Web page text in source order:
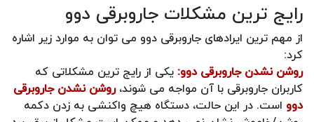
رایج ترین مشکلات جاروبرقی دوو
از مهم ترین ایرادهای جاروبرقی دوو می توان به موارد زیر اشاره
کرد:
روشن نشدن جاروبرقی دوو: یکی از رایج‌ ترین مشکلاتی که
کاربران جاروبرقی با آن مواجه می‌ شوند،روشن نشدن جاروبرقی
دوو است. در این حالت، دستگاه هیچ واکنشی به زدن دکمه